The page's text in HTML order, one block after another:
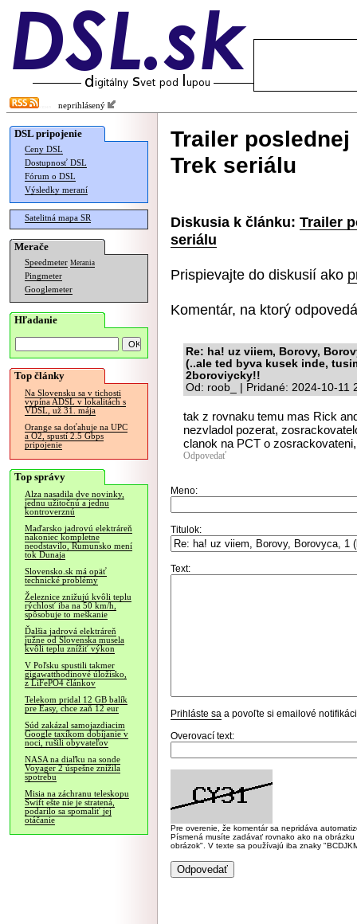
neprihlásený
DSL pripojenie
Ceny DSL
Dostupnosť DSL
Fórum o DSL
Výsledky meraní
Satelitná mapa SR
Merače
Speedmeter Merania
Pingmeter
Googlemeter
Hľadanie
Top články
Na Slovensku sa v tichosti
vypína ADSL v lokalitách s
VDSL, už 31. mája
Orange sa doťahuje na UPC
a O2, spustí 2.5 Gbps
pripojenie
Top správy
Alza nasadila dve novinky,
jednu užitočnú a jednu
kontroverznú
Maďarsko jadrovú elektráreň
nakoniec kompletne
neodstavilo, Rumunsko mení
tok Dunaja
Slovensko.sk má opäť
technické problémy
Železnice znižujú kvôli teplu
rýchlosť iba na 50 km/h,
spôsobuje to meškanie
Ďalšia jadrová elektráreň
južne od Slovenska musela
kvôli teplu znížiť výkon
V Poľsku spustili takmer
gigawatthodinové úložisko,
z LiFePO4 článkov
Telekom pridal 12 GB balík
pre Easy, chce zaň 12 eur
Súd zakázal samojazdiacim
Google taxíkom dobíjanie v
noci, rušili obyvateľov
NASA na diaľku na sonde
Voyager 2 úspešne znížila
spotrebu
Misia na záchranu teleskopu
Swift ešte nie je stratená,
podarilo sa spomaliť jej
otáčanie
Trailer
Trek seriálu
Diskusia k článku: Trailer
seriálu
Prispievajte do diskusií ako
Komentár, na ktorý
Re: ha! uz viiem, Borovy,
(..ale ted byva kusek inde,
2boroviycky!!
Od: roob_ | Pridané: 2024-10-11
tak z rovnaku temu mas Rick
nezvladol pozerat,
clanok na PCT o
Odpovedať
Meno:
Titulok:
Text:
Prihláste sa a povoľte si emailové
Overovací text:
Pre overenie, že komentár sa nepridáva
Písmená musíte zadávať rovnako ako na
obrázok". V texte sa používajú iba znaky